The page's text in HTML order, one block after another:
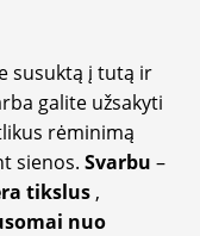
susuktą į tutą ir
galite užsakyti
rėminimą
sienos. Svarbu –
tikslus ,
nuo